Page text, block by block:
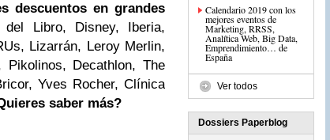
descuentos en grandes
Libro, Disney, Iberia,
Lizarrán, Leroy Merlin,
Decathlon, The
Yves Rocher, Clínica
saber más?
Calendario 2019 con los
mejores eventos de
Marketing, RRSS,
Analítica Web, Big Data,
Emprendimiento… de
España
Ver todos
Dossiers Paperblog